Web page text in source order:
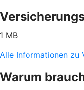
1 MB
Alle Informationen zu
Warum